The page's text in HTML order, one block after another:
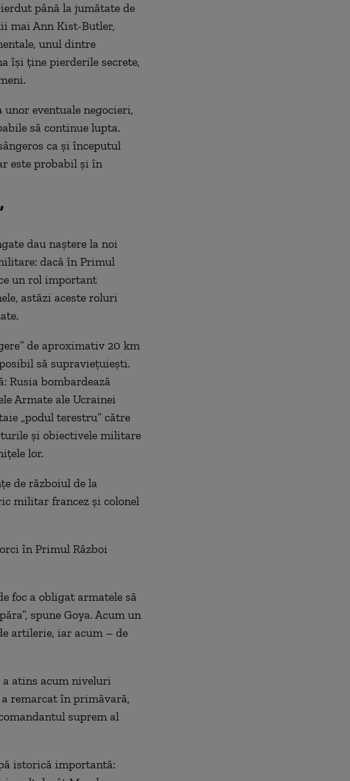
până la jumătate de
mai Ann Kist-Butler,
unul dintre
își ține pierderile secrete,
unor eventuale negocieri,
să continue lupta.
ca și începutul
este probabil și în
dau naștere la noi
dacă în Primul
un rol important
astăzi aceste roluri
de aproximativ 20 km
să supraviețuiești.
Rusia bombardează
Armate ale Ucrainei
„podul terestru” către
și obiectivele militare
lor.
de războiul de la
militar francez și colonel
în Primul Război
foc a obligat armatele să
spune Goya. Acum un
artilerie, iar acum – de
atins acum niveluri
remarcat în primăvară,
suprem al
istorică importantă: